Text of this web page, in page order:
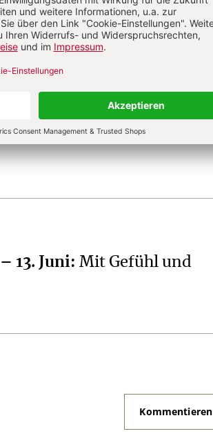
13. Juni: Mit Gefühl und
Kommentieren